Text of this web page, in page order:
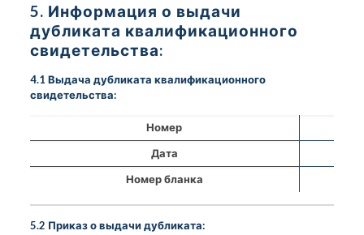
5. Информация о выдачи
дубликата квалификационного
свидетельства:
4.1 Выдача дубликата квалификационного
свидетельства:
Номер
Дата
Номер бланка
5.2 Приказ о выдачи дубликата: